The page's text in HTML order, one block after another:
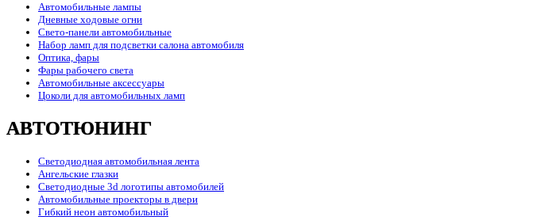
Автомобильные лампы
Дневные ходовые огни
Свето-панели автомобильные
Набор ламп для подсветки салона автомобиля
Оптика, фары
Фары рабочего света
Автомобильные аксессуары
Цоколи для автомобильных ламп
АВТОТЮНИНГ
Светодиодная автомобильная лента
Ангельские глазки
Светодиодные 3d логотипы автомобилей
Автомобильные проекторы в двери
Гибкий неон автомобильный